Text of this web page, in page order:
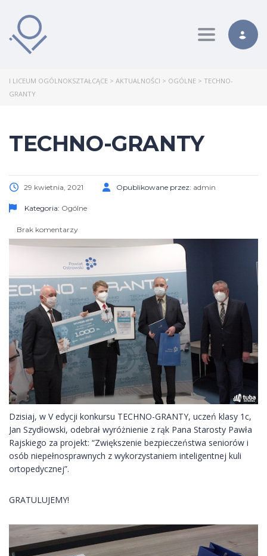
Toggle
I LICEUM OGÓLNOKSZTAŁCĄCE > AKTUALNOŚCI > OGÓLNE > TECHNO-
GRANTY
TECHNO-GRANTY
29 kwietnia, 2021 Opublikowane przez: admin
Kategoria: Ogólne
Brak komentarzy
Dzisiaj, w V edycji konkursu TECHNO-GRANTY, uczeń klasy 1c,
Jan Szydłowski, odebrał wyróżnienie z rąk Pana Starosty Pawła
Rajskiego za projekt: “Zwiększenie bezpieczeństwa seniorów i
osób niepełnosprawnych z wykorzystaniem inteligentnej kuli
ortopedycznej”.
GRATULUJEMY!